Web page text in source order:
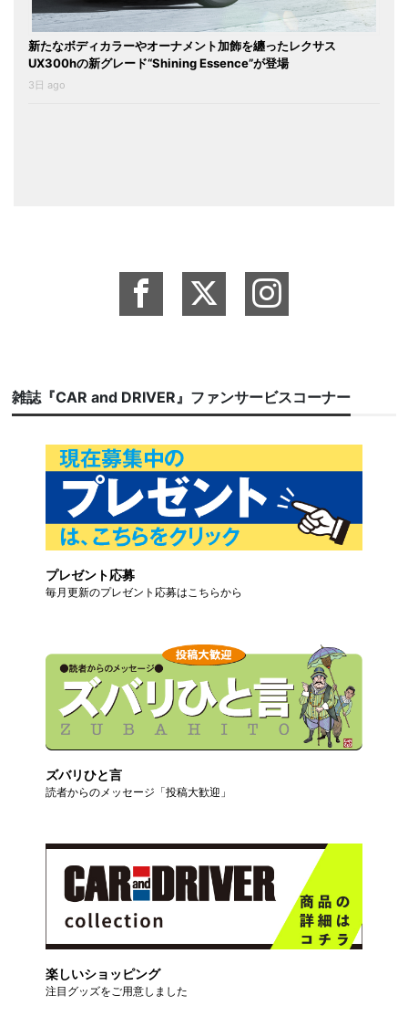
新たなボディカラーやオーナメント加飾を纏ったレクサス
UX300hの新グレード“Shining Essence”が登場
3日 ago
雑誌『CAR and DRIVER』ファンサービスコーナー
プレゼント応募
毎月更新のプレゼント応募はこちらから
ズバリひと言
読者からのメッセージ「投稿大歓迎」
楽しいショッピング
注目グッズをご用意しました